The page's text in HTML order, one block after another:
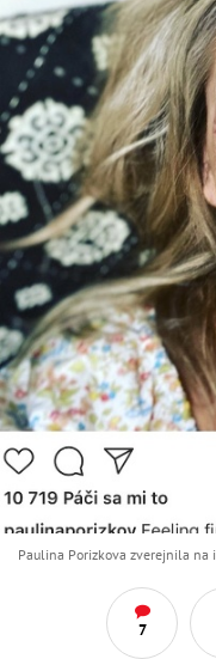
Paulina Porizkova zverejnila
7